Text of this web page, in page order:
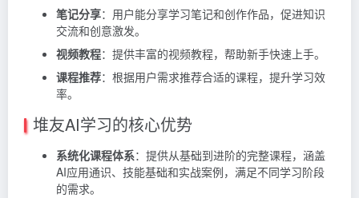
笔记分享：用户能分享学习笔记和创作作品，促进知识
交流和创意激发。
视频教程：提供丰富的视频教程，帮助新手快速上手。
课程推荐：根据用户需求推荐合适的课程，提升学习效
率。
堆友AI学习的核心优势
系统化课程体系：提供从基础到进阶的完整课程，涵盖
AI应用通识、技能基础和实战案例，满足不同学习阶段
的需求。